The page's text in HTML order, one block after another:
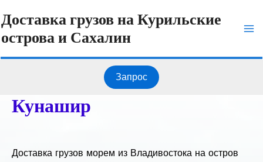
к
содержимому
Доставка грузов на Курильские
острова и Сахалин
Запрос
Кунашир
Доставка грузов морем из Владивостока на остров